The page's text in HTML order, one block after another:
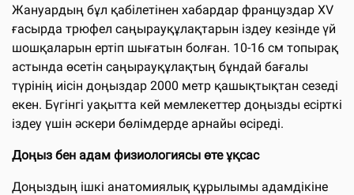
Жануардың бұл қабілетінен хабардар француздар XV
ғасырда трюфел саңырауқұлақтарын іздеу кезінде үй
шошқаларын ертіп шығатын болған. 10-16 см топырақ
астында өсетін саңырауқұлақтың бұндай бағалы
түрінің иісін доңыздар 2000 метр қашықтықтан сезеді
екен. Бүгінгі уақытта кей мемлекеттер доңызды есірткі
іздеу үшін әскери бөлімдерде арнайы өсіреді.
Доңыз бен адам физиологиясы өте ұқсас
Доңыздың ішкі анатомиялық құрылымы адамдікіне